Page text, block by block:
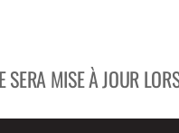
SERA MISE À JOUR